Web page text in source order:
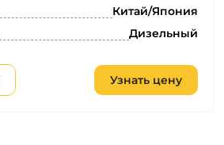
Китай/Япония
Дизельный
Узнать цену